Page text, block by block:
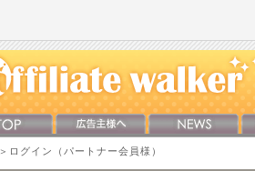
＞ログイン（パートナー会員様）